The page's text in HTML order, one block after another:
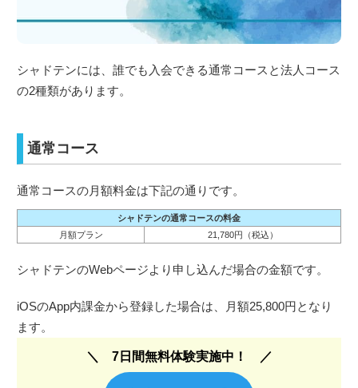
シャドテンには、誰でも入会できる通常コースと法人コース
の2種類があります。
通常コース
通常コースの月額料金は下記の通りです。
シャドテンの通常コースの料金
月額プラン
21,780円（税込）
シャドテンのWebページより申し込んだ場合の金額です。
iOSのApp内課金から登録した場合は、月額25,800円となり
ます。
7日間無料体験実施中！